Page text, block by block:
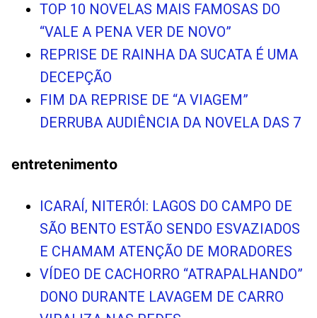
TOP 10 NOVELAS MAIS FAMOSAS DO
“VALE A PENA VER DE NOVO”
REPRISE DE RAINHA DA SUCATA É UMA
DECEPÇÃO
FIM DA REPRISE DE “A VIAGEM”
DERRUBA AUDIÊNCIA DA NOVELA DAS 7
entretenimento
ICARAÍ, NITERÓI: LAGOS DO CAMPO DE
SÃO BENTO ESTÃO SENDO ESVAZIADOS
E CHAMAM ATENÇÃO DE MORADORES
VÍDEO DE CACHORRO “ATRAPALHANDO”
DONO DURANTE LAVAGEM DE CARRO